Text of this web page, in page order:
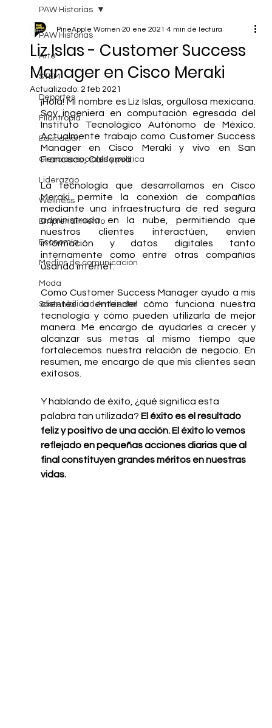
PAW Historias
Arte
STEM
Deportes
Filantropía
Educación
Ciencias sociales y política
Liderazgo
Wellness
Emprendimiento
Economía
Medios de comunicación
Moda
Sostenibilidad Ambiental
PAW Historias
Liz Islas - Customer Success
Manager en Cisco Meraki
PineApple Women 20 ene 2021 4 min de lectura
Actualizado: 2 feb 2021
¡Hola! Mi nombre es Liz Islas, orgullosa mexicana.
Soy ingeniera en computación egresada del
Instituto Tecnológico Autónomo de México.
Actualmente trabajo como Customer Success
Manager en Cisco Meraki y vivo en San
Francisco, California.
La tecnología que desarrollamos en Cisco
Meraki permite la conexión de compañías
mediante una infraestructura de red segura
administrada en la nube, permitiendo que
nuestros clientes interactúen, envíen
información y datos digitales tanto
internamente como entre otras compañías
usando internet.
Como Customer Success Manager ayudo a mis
clientes a entender cómo funciona nuestra
tecnología y cómo pueden utilizarla de mejor
manera. Me encargo de ayudarles a crecer y
alcanzar sus metas al mismo tiempo que
fortalecemos nuestra relación de negocio. En
resumen, me encargo de que mis clientes sean
exitosos.
Y hablando de éxito, ¿qué significa esta
palabra tan utilizada? El éxito es el resultado
feliz y positivo de una acción. El éxito lo vemos
reflejado en pequeñas acciones diarias que al
final constituyen grandes méritos en nuestras
vidas.